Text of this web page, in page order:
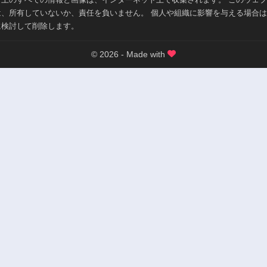
所有していないか、責任を負いません。 個人や組織に影響を与える場合
討して削除します。
© 2026 - Made with